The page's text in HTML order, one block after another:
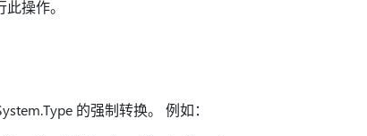
操作。
的强制转换。 例如：